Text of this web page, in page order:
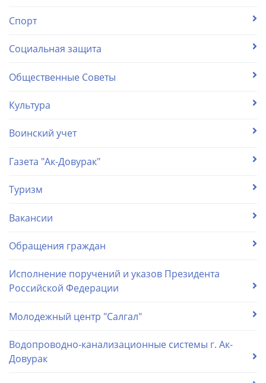
Спорт
Социальная защита
Общественные Советы
Культура
Воинский учет
Газета "Ак-Довурак"
Туризм
Вакансии
Обращения граждан
Исполнение поручений и указов Президента
Российской Федерации
Молодежный центр "Салгал"
Водопроводно-канализационные системы г. Ак-
Довурак